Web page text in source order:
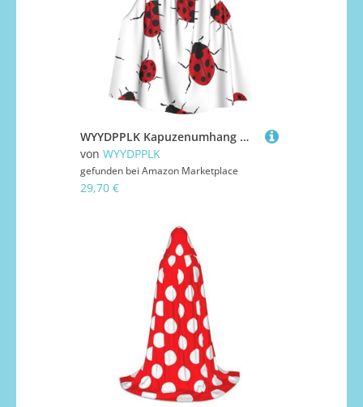
WYYDPPLK Kapuzenumhang mit lustigem Marienkäfer-Aufdruck für Erwachsene, Unisex, Halloween, Weihnachten und Ostern, Cosplay-Umhang
von WYYDPPLK
gefunden bei Amazon Marketplace
29,70 €